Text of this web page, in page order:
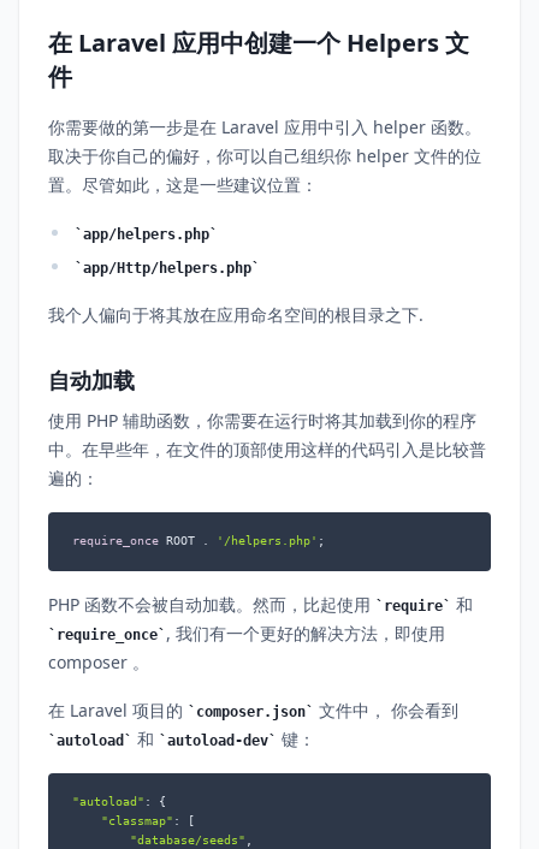
在 Laravel 应用中创建一个 Helpers 文
件
你需要做的第一步是在 Laravel 应用中引入 helper 函数。
取决于你自己的偏好，你可以自己组织你 helper 文件的位
置。尽管如此，这是一些建议位置：
app/helpers.php
app/Http/helpers.php
我个人偏向于将其放在应用命名空间的根目录之下.
自动加载
使用 PHP 辅助函数，你需要在运行时将其加载到你的程序
中。在早些年，在文件的顶部使用这样的代码引入是比较普
遍的：
require_once ROOT . '/helpers.php' ;
PHP 函数不会被自动加载。然而，比起使用 require 和
require_once , 我们有一个更好的解决方法，即使用
composer 。
在 Laravel 项目的 composer.json 文件中， 你会看到
autoload 和 autoload-dev 键：
"autoload" : {
"classmap" : [
"database/seeds" ,